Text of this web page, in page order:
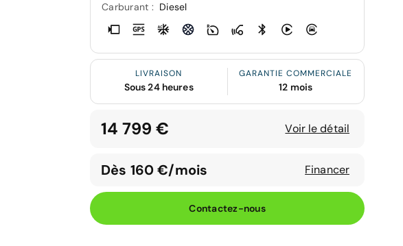
Carburant : Diesel
LIVRAISON
Sous 24 heures
GARANTIE COMMERCIALE
12 mois
14 799 € Voir le détail
Dès 160 €/mois Financer
Contactez-nous